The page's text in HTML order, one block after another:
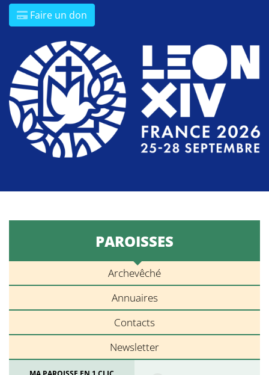
Faire un don
PAROISSES
Archevêché
Annuaires
Contacts
Newsletter